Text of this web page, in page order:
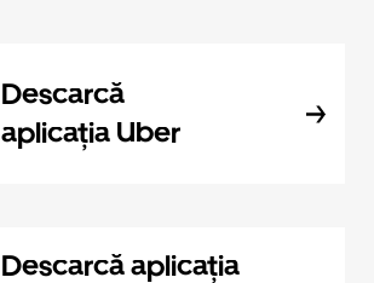
Descarcă
aplicația Uber
Descarcă aplicația